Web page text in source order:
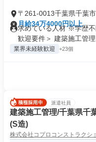
〒261-0013千葉県千葉
月給34万4000円以上
求めている人材 ※学歴
歓迎要件＞ 建築施工管理
業界未経験歓迎 +23個
派遣社員
建築施工管理/千葉県千
(S造)
株式会社コプロコンストラクシ